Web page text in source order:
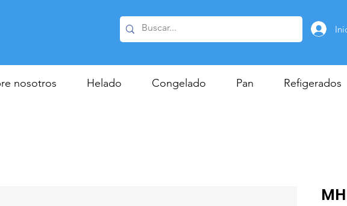
nosotros Helado Congelado Pan Refigerados